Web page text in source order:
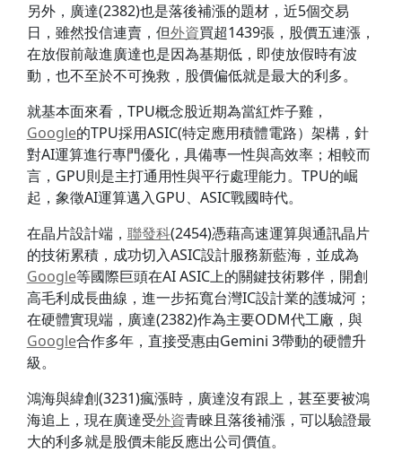
另外，廣達(2382)也是落後補漲的題材，近5個交易
日，雖然投信連賣，但外資買超1439張，股價五連漲，
在放假前敲進廣達也是因為基期低，即使放假時有波
動，也不至於不可挽救，股價偏低就是最大的利多。
就基本面來看，TPU概念股近期為當紅炸子雞，
Google的TPU採用ASIC(特定應用積體電路）架構，針
對AI運算進行專門優化，具備專一性與高效率；相較而
言，GPU則是主打通用性與平行處理能力。TPU的崛
起，象徵AI運算邁入GPU、ASIC戰國時代。
在晶片設計端， 聯發科(2454)憑藉高速運算與通訊晶片
的技術累積，成功切入ASIC設計服務新藍海，並成為
Google等國際巨頭在AI ASIC上的關鍵技術夥伴，開創
高毛利成長曲線，進一步拓寬台灣IC設計業的護城河；
在硬體實現端，廣達(2382)作為主要ODM代工廠，與
Google合作多年，直接受惠由Gemini 3帶動的硬體升
級。
鴻海與緯創(3231)瘋漲時，廣達沒有跟上，甚至要被鴻
海追上，現在廣達受外資青睞且落後補漲，可以驗證最
大的利多就是股價未能反應出公司價值。